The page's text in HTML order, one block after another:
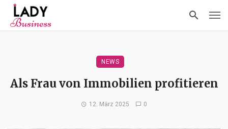
NEWS
Als Frau von Immobilien profitieren
12. März 2025 0